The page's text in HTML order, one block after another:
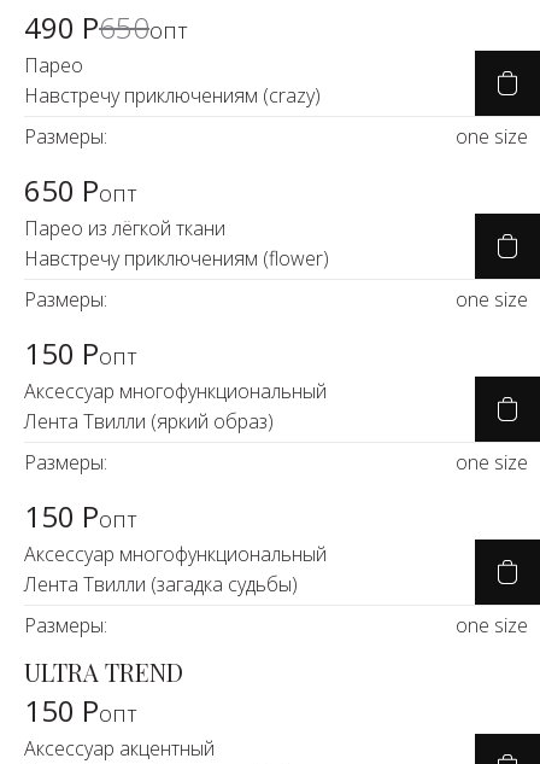
490 Р650опт
Парео
Навстречу приключениям (crazy)
Размеры:
one size
650 Ропт
Парео из лёгкой ткани
Навстречу приключениям (flower)
Размеры:
one size
150 Ропт
Аксессуар многофункциональный
Лента Твилли (яркий образ)
Размеры:
one size
150 Ропт
Аксессуар многофункциональный
Лента Твилли (загадка судьбы)
Размеры:
one size
ULTRA TREND
150 Ропт
Аксессуар акцентный